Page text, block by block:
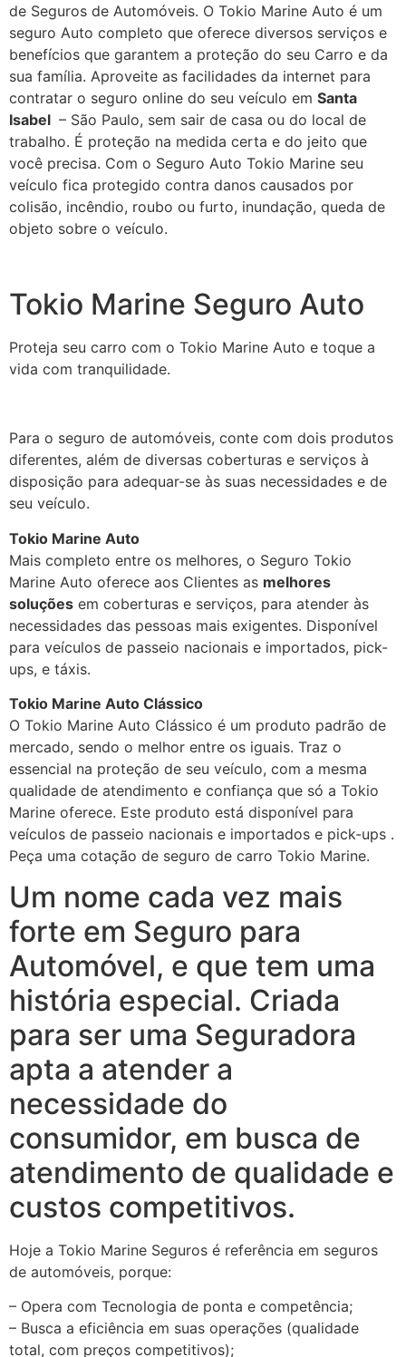
de Seguros de Automóveis. O Tokio Marine Auto é um
seguro Auto completo que oferece diversos serviços e
benefícios que garantem a proteção do seu Carro e da
sua família. Aproveite as facilidades da internet para
contratar o seguro online do seu veículo em Santa
Isabel – São Paulo, sem sair de casa ou do local de
trabalho. É proteção na medida certa e do jeito que
você precisa. Com o Seguro Auto Tokio Marine seu
veículo fica protegido contra danos causados por
colisão, incêndio, roubo ou furto, inundação, queda de
objeto sobre o veículo.
Tokio Marine Seguro Auto
Proteja seu carro com o Tokio Marine Auto e toque a
vida com tranquilidade.
Para o seguro de automóveis, conte com dois produtos
diferentes, além de diversas coberturas e serviços à
disposição para adequar-se às suas necessidades e de
seu veículo.
Tokio Marine Auto
Mais completo entre os melhores, o Seguro Tokio
Marine Auto oferece aos Clientes as melhores
soluções em coberturas e serviços, para atender às
necessidades das pessoas mais exigentes. Disponível
para veículos de passeio nacionais e importados, pick-
ups, e táxis.
Tokio Marine Auto Clássico
O Tokio Marine Auto Clássico é um produto padrão de
mercado, sendo o melhor entre os iguais. Traz o
essencial na proteção de seu veículo, com a mesma
qualidade de atendimento e confiança que só a Tokio
Marine oferece. Este produto está disponível para
veículos de passeio nacionais e importados e pick-ups .
Peça uma cotação de seguro de carro Tokio Marine.
Um nome cada vez mais
forte em Seguro para
Automóvel, e que tem uma
história especial. Criada
para ser uma Seguradora
apta a atender a
necessidade do
consumidor, em busca de
atendimento de qualidade e
custos competitivos.
Hoje a Tokio Marine Seguros é referência em seguros
de automóveis, porque:
– Opera com Tecnologia de ponta e competência;
– Busca a eficiência em suas operações (qualidade
total, com preços competitivos);